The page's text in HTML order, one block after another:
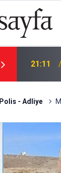
21:11
Polis - Adliye